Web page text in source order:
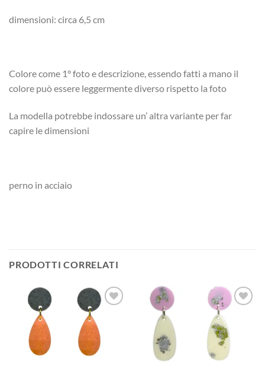
dimensioni: circa 6,5 cm
Colore come 1° foto e descrizione, essendo fatti a mano il
colore può essere leggermente diverso rispetto la foto
La modella potrebbe indossare un’ altra variante per far
capire le dimensioni
perno in acciaio
PRODOTTI CORRELATI
Aggiungi
alla lista
desideri
alla lista
desideri